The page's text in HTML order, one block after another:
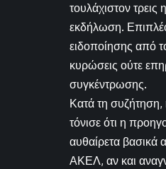
τουλάχιστον
εκδήλωση.
ειδοποίησης από
κυρώσεις ούτε
συγκέντρωσης.
Κατά τη
τόνισε ότι η
αυθαίρετα βασικά
ΑΚΕΛ, αν και